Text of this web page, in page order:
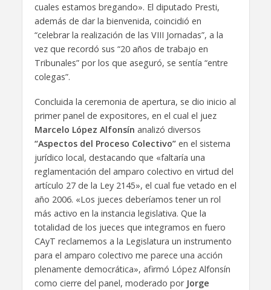
cuales estamos bregando». El diputado Presti,
además de dar la bienvenida, coincidió en
“celebrar la realización de las VIII Jornadas”, a la
vez que recordó sus “20 años de trabajo en
Tribunales” por los que aseguró, se sentía “entre
colegas”.
Concluida la ceremonia de apertura, se dio inicio al
primer panel de expositores, en el cual el juez
Marcelo López Alfonsín analizó diversos
“Aspectos del Proceso Colectivo”en el sistema
jurídico local, destacando que «faltaría una
reglamentación del amparo colectivo en virtud del
artículo 27 de la Ley 2145», el cual fue vetado en el
año 2006. «Los jueces deberíamos tener un rol
más activo en la instancia legislativa. Que la
totalidad de los jueces que integramos en fuero
CAyT reclamemos a la Legislatura un instrumento
para el amparo colectivo me parece una acción
plenamente democrática», afirmó López Alfonsín
como cierre del panel, moderado por Jorge